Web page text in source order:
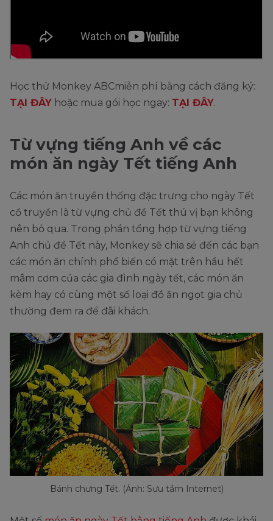
Học thử Monkey ABCmiễn phí bằng cách đăng ký:
TẠI ĐÂY hoặc mua gói học ngay: TẠI ĐÂY.
Từ vựng tiếng Anh về các
món ăn ngày Tết tiếng Anh
Các món ăn truyền thống đặc trưng cho ngày Tết
cổ truyền là từ vựng chủ đề Tết thú vị bạn không
nên bỏ qua. Trong phần tổng hợp từ vựng tiếng
Anh chủ đề Tết này, Monkey sẽ chia sẻ đến các bạn
các món ăn chính phổ biến có mặt trên hầu hết
mâm cơm của các gia đình ngày tết, các món ăn
kèm hay có cùng một số loại đồ ăn ngọt gia chủ
thường đem ra để đãi khách.
Bánh chưng Tết. (Ảnh: Sưu tầm Internet)